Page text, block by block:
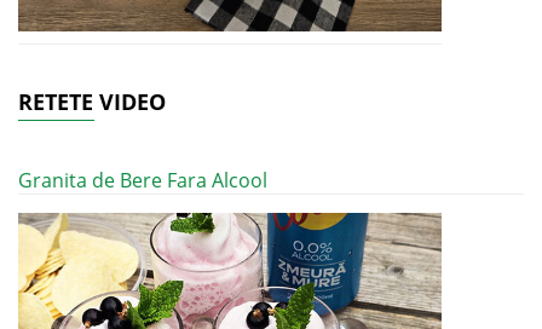
RETETE VIDEO
Granita de Bere Fara Alcool